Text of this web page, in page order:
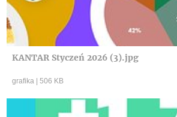
KANTAR Styczeń 2026 (3).jpg
grafika | 506 KB